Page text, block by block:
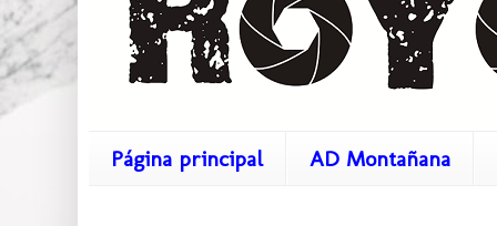
Página principal AD Montañana